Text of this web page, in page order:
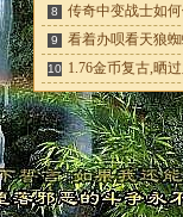
8 传奇中变战士如
9 看着办呗看天狼
10 1.76金币复古,晒